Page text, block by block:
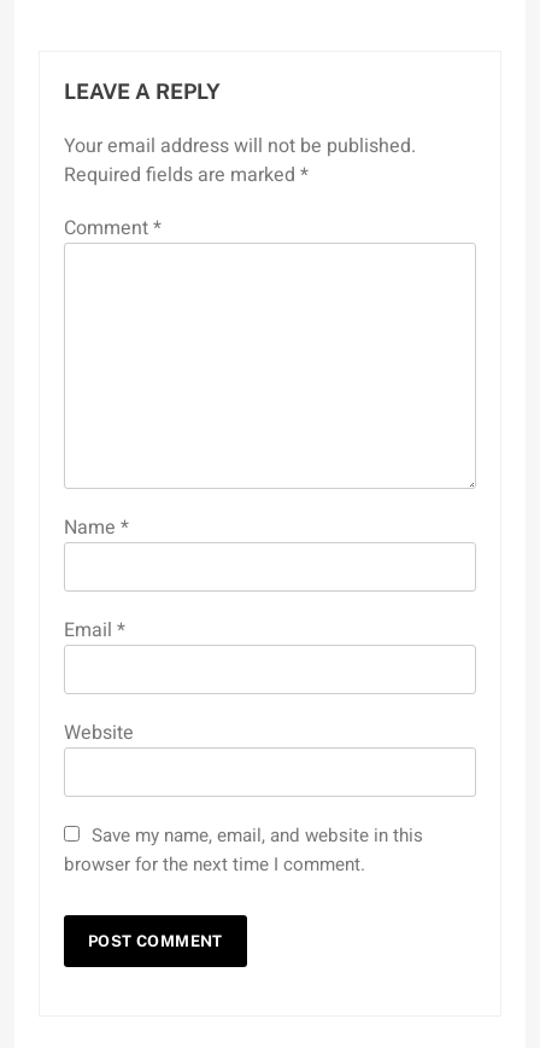
LEAVE A REPLY
Your email address will not be published.
Required fields are marked *
Comment*
Name *
Email *
Website
Save my name, email, and website in this
browser for the next time I comment.